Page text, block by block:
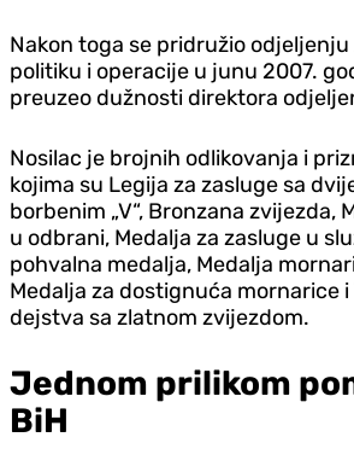
Nakon toga se pridružio
politiku i operacije u junu 2007.
preuzeo dužnosti direktora
Nosilac je brojnih odlikovanja i
kojima su Legija za zasluge sa
borbenim „V“, Bronzana zvijezda,
u odbrani, Medalja za zasluge u
pohvalna medalja, Medalja
Medalja za dostignuća mornarice
dejstva sa zlatnom zvijezdom.
Jednom prilikom
BiH